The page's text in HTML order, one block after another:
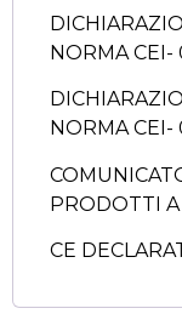
NORMA CEI-
NORMA CEI-
PRODOTTI
CE